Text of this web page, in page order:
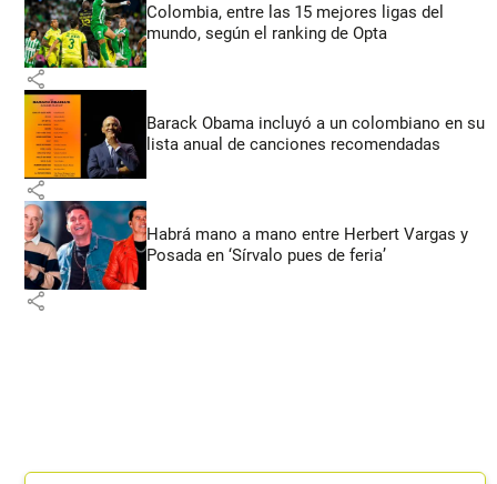
Colombia, entre las 15 mejores ligas del
mundo, según el ranking de Opta
share
Barack Obama incluyó a un colombiano en su
lista anual de canciones recomendadas
share
Habrá mano a mano entre Herbert Vargas y
Posada en ‘Sírvalo pues de feria’
share